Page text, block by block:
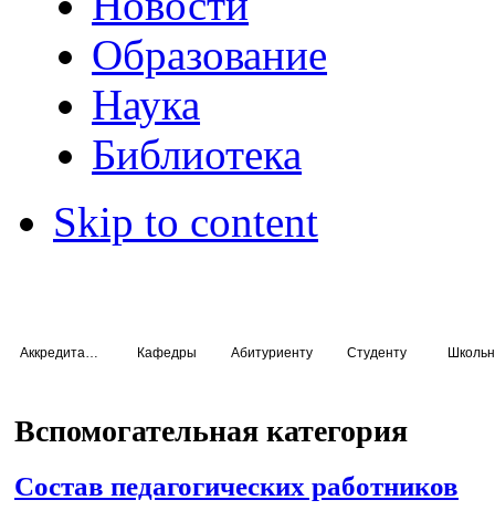
Образование
Наука
Библиотека
Skip to content
Кафедры Абитуриенту Студенту
Вспомогательная категория
Состав педагогических работников